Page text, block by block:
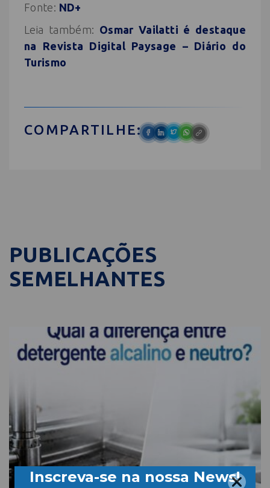
Fonte: ND+
Leia também: Osmar Vailatti é destaque
na Revista Digital Paysage – Diário do
Turismo
COMPARTILHE:
PUBLICAÇÕES
SEMELHANTES